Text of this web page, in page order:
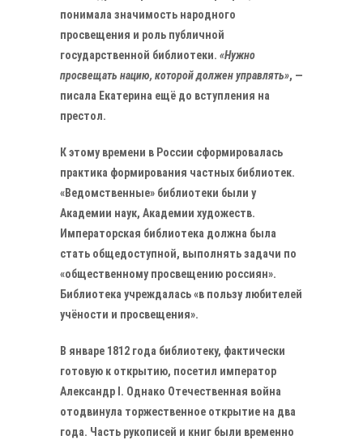
понимала значимость народного
просвещения и роль публичной
государственной библиотеки. «Нужно
просвещать нацию, которой должен управлять», —
писала Екатерина ещё до вступления на
престол.
К этому времени в России сформировалась
практика формирования частных библиотек.
«Ведомственные» библиотеки были у
Академии наук, Академии художеств.
Императорская библиотека должна была
стать общедоступной, выполнять задачи по
«общественному просвещению россиян».
Библиотека учреждалась «в пользу любителей
учёности и просвещения».
В январе 1812 года библиотеку, фактически
готовую к открытию, посетил император
Александр I. Однако Отечественная война
отодвинула торжественное открытие на два
года. Часть рукописей и книг были временно